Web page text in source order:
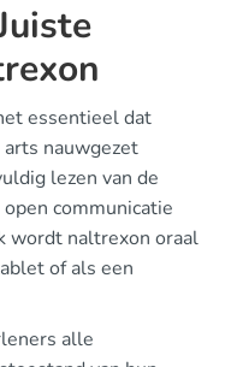
essentieel dat
nauwgezet
lezen van de
communicatie
wordt naltrexon oraal
of als een
alle